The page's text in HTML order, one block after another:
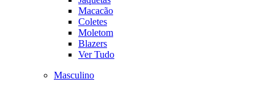
Macacão
Coletes
Moletom
Blazers
Ver Tudo
Masculino